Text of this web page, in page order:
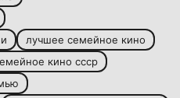
лучшее семейное кино
кино ссср